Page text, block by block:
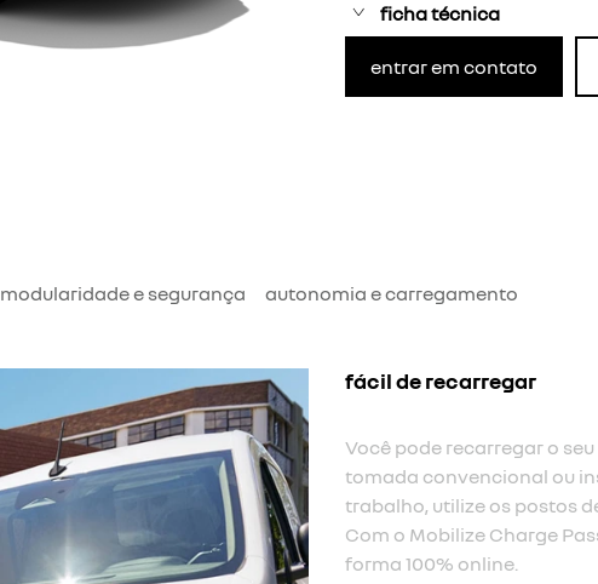
ficha técnica
entrar em contato
modularidade e segurança autonomia e carregamento